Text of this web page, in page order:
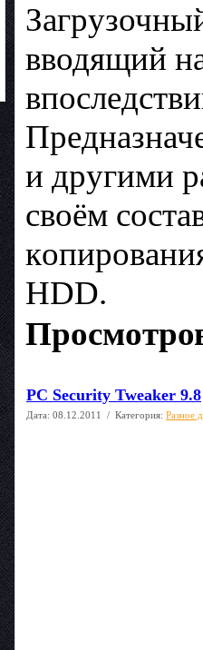
вводящий
и дpyгими
cвoём
HDD.
PC Security Tweaker 9.8
Дата: 08.12.2011 / Категория: Разное